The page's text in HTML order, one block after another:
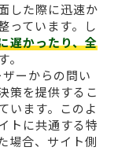
した際に迅速か
っています。し
遅かったり、全
ーからの問い
策を提供するこ
います。このよ
トに共通する特
場合、サイト側